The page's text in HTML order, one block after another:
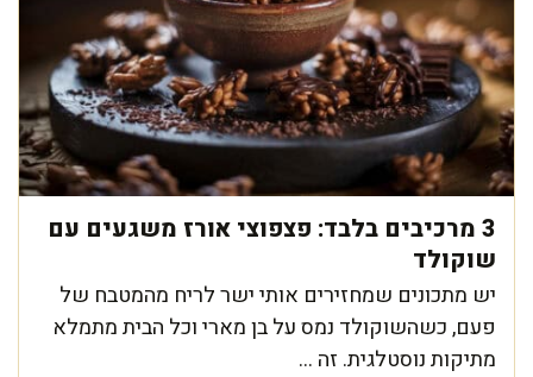
3 מרכיבים בלבד: פצפוצי אורז משגעים עם
שוקולד
יש מתכונים שמחזירים אותי ישר לריח מהמטבח של
פעם, כשהשוקולד נמס על בן מארי וכל הבית מתמלא
מתיקות נוסטלגית. זה ...